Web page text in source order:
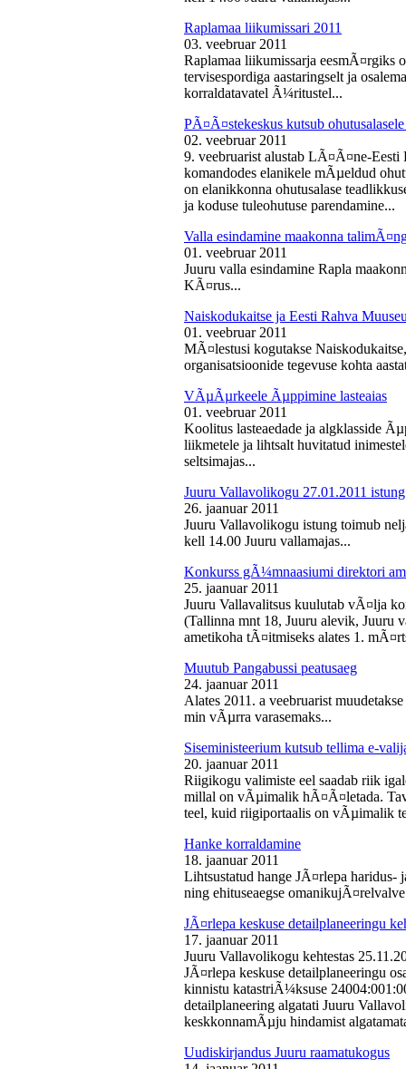
Raplamaa liikumissari 2011
03. veebruar 2011
Raplamaa liikumissarja eesmÃ¤rgiks
tervisespordiga aastaringselt ja
korraldatavatel Ã¼ritustel...
PÃ¤Ã¤stekeskus kutsub
02. veebruar 2011
9. veebruarist alustab LÃ¤Ã¤ne-
komandodes elanikele mÃµeldud
on elanikkonna ohutusalase
ja koduse tuleohutuse parendamine...
Valla esindamine maakonna
01. veebruar 2011
Juuru valla esindamine Rapla
KÃ¤rus...
Naiskodukaitse ja Eesti Rahva
01. veebruar 2011
MÃ¤lestusi kogutakse
organisatsioonide tegevuse kohta
VÃµÃµrkeele Ãµppimine lasteaias
01. veebruar 2011
Koolitus lasteaedade ja algklasside
liikmetele ja lihtsalt huvitatud
seltsimajas...
Juuru Vallavolikogu 27.01.2011 istung
26. jaanuar 2011
Juuru Vallavolikogu istung toimub
kell 14.00 Juuru vallamajas...
Konkurss gÃ¼mnaasiumi direktori
25. jaanuar 2011
Juuru Vallavalitsus kuulutab vÃ¤lja
(Tallinna mnt 18, Juuru alevik, Juuru
ametikoha tÃ¤itmiseks alates 1.
Muutub Pangabussi peatusaeg
24. jaanuar 2011
Alates 2011. a veebruarist
min vÃµrra varasemaks...
Siseministeerium kutsub tellima e-
20. jaanuar 2011
Riigikogu valimiste eel saadab riik
millal on vÃµimalik hÃ¤Ã¤letada.
teel, kuid riigiportaalis on vÃµimalik
Hanke korraldamine
18. jaanuar 2011
Lihtsustatud hange JÃ¤rlepa
ning ehituseaegse
JÃ¤rlepa keskuse detailplaneeringu
17. jaanuar 2011
Juuru Vallavolikogu kehtestas
JÃ¤rlepa keskuse detailplaneeringu
kinnistu katastriÃ¼ksuse
detailplaneering algatati Juuru
keskkonnamÃµju hindamist
Uudiskirjandus Juuru raamatukogus